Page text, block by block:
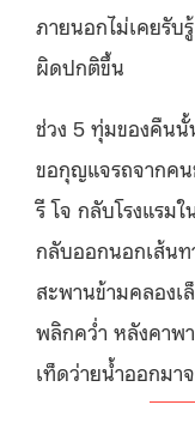
ภายนอกไม่เคยรับ
ผิดปกติขึ้น
ช่วง 5 ทุ่มของคืนนั้
ขอกุญแจรถจากคน
รี โจ กลับโรงแรม
กลับออกนอกเส้นท
สะพานข้ามคลอง
พลิกคว่ำ หลังคาพ
เท็ดว่ายน้ำออกมา